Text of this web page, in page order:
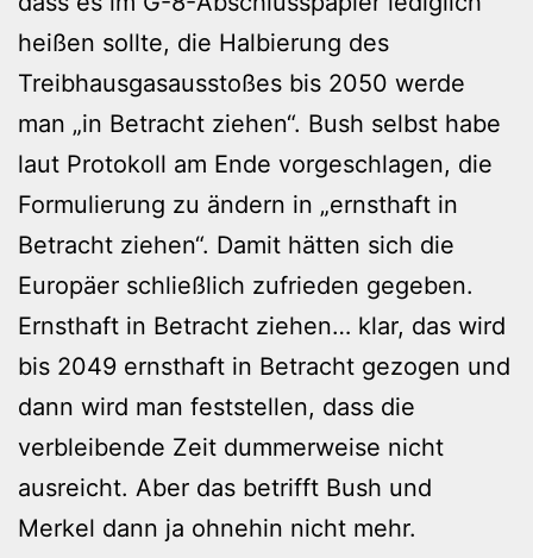
heißen sollte, die Halbierung des
Treibhausgasausstoßes bis 2050 werde
man „in Betracht ziehen“. Bush selbst habe
laut Protokoll am Ende vorgeschlagen, die
Formulierung zu ändern in „ernsthaft in
Betracht ziehen“. Damit hätten sich die
Europäer schließlich zufrieden gegeben.
Ernsthaft in Betracht ziehen… klar, das wird
bis 2049 ernsthaft in Betracht gezogen und
dann wird man feststellen, dass die
verbleibende Zeit dummerweise nicht
ausreicht. Aber das betrifft Bush und
Merkel dann ja ohnehin nicht mehr.